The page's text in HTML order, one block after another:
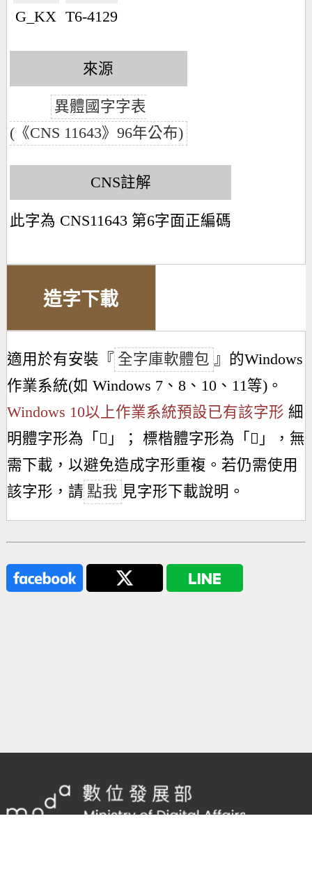
G_KX T6-4129
來源
異體國字字表
(《CNS 11643》96年公布)
CNS註解
此字為 CNS11643 第6字面正編碼
造字下載
適用於有安裝『 全字庫軟體包 』的Windows
作業系統(如 Windows 7、8、10、11等)。
Windows 10以上作業系統預設已有該字形 細
明體字形為「 𣴳 」； 標楷體字形為「 𣴳 」，無
需下載，以避免造成字形重複。若仍需使用
該字形，請 點我 見字形下載說明。